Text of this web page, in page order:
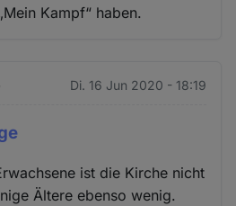
Kampf“ haben.
Di. 16 Jun 2020 - 18:19
ist die Kirche nicht
Ältere ebenso wenig.